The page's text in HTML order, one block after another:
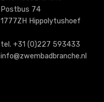
Postbus 74
1777ZH Hippolytushoef
tel. +31 (0)227 593433
info@zwembadbranche.nl